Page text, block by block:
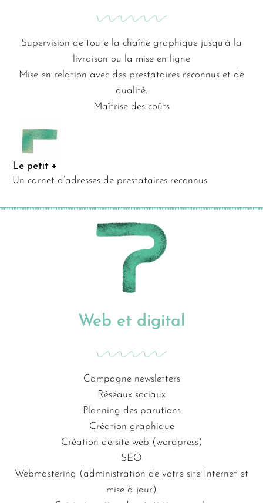
Supervision de toute la chaîne graphique jusqu’à la
livraison ou la mise en ligne
Mise en relation avec des prestataires reconnus et de
qualité.
Maîtrise des coûts
Le petit +
Un carnet d’adresses de prestataires reconnus
Web et digital
Campagne newsletters
Réseaux sociaux
Planning des parutions
Création graphique
Création de site web (wordpress)
SEO
Webmastering (administration de votre site Internet et
mise à jour)